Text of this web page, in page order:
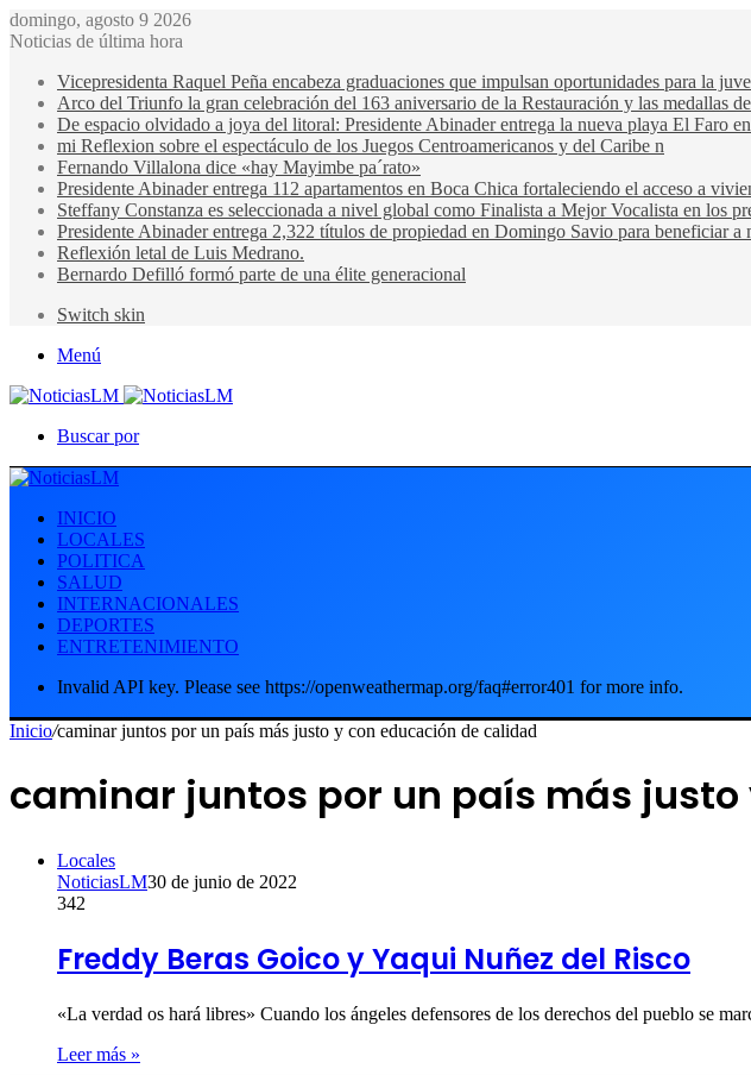
domingo, agosto 9 2026
Noticias de última hora
Vicepresidenta Raquel Peña encabeza graduaciones que impulsan oportunidades para la
Arco del Triunfo la gran celebración del 163 aniversario de la Restauración y las medallas
De espacio olvidado a joya del litoral: Presidente Abinader entrega la nueva playa El Faro
mi Reflexion sobre el espectáculo de los Juegos Centroamericanos y del Caribe n
Fernando Villalona dice «hay Mayimbe pa´rato»
Presidente Abinader entrega 112 apartamentos en Boca Chica fortaleciendo el acceso a
Steffany Constanza es seleccionada a nivel global como Finalista a Mejor Vocalista en los
Presidente Abinader entrega 2,322 títulos de propiedad en Domingo Savio para beneficiar
Reflexión letal de Luis Medrano.
Bernardo Defilló formó parte de una élite generacional
Switch skin
Menú
Buscar por
INICIO
LOCALES
POLITICA
SALUD
INTERNACIONALES
DEPORTES
ENTRETENIMIENTO
Invalid API key. Please see https://openweathermap.org/faq#error401 for more info.
Inicio/caminar juntos por un país más justo y con educación de calidad
caminar juntos por un país más
Locales
NoticiasLM30 de junio de 2022
342
Freddy Beras Goico y Yaqui Nuñez del Risco
«La verdad os hará libres» Cuando los ángeles defensores de los derechos del pueblo se
Leer más »